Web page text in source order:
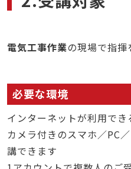
電気工事作業の現場で指揮
必要な環境
インターネットが利用でき
カメラ付きのスマホ／PC
講できます